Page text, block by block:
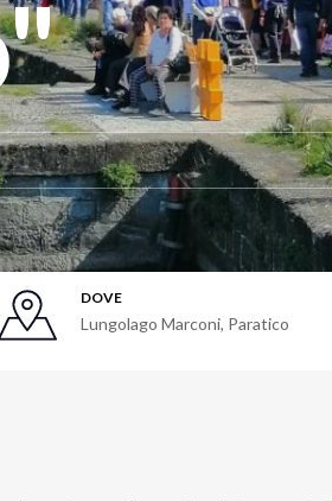
DOVE
Lungolago Marconi, Paratico